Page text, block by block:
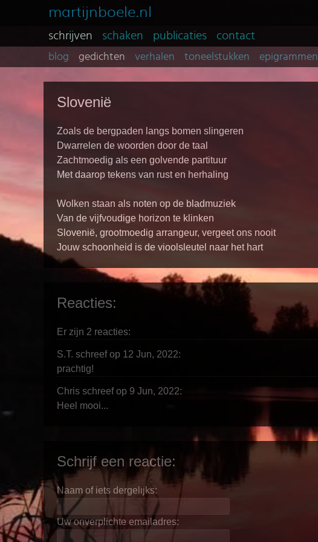
martijnboele.nl
schrijven schaken publicaties contact
blog gedichten verhalen toneelstukken epigrammen
Slovenië
Zoals de bergpaden langs bomen slingeren
Dwarrelen de woorden door de taal
Zachtmoedig als een golvende partituur
Met daarop tekens van rust en herhaling
Wolken staan als noten op de bladmuziek
Van de vijfvoudige horizon te klinken
Slovenië, grootmoedig arrangeur, vergeet ons nooit
Jouw schoonheid is de vioolsleutel naar het hart
Reacties:
Er zijn 2 reacties:
S.T. schreef op 12 Jun, 2022:
prachtig!
Chris schreef op 9 Jun, 2022:
Heel mooi...
Schrijf een reactie:
Naam of iets dergelijks:
Uw onverplichte emailadres: